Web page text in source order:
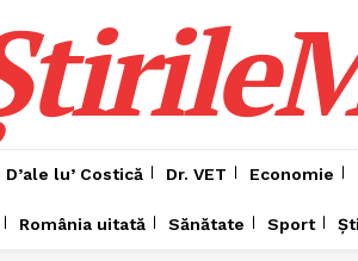
D’ale lu’ Costică Dr. VET Economie
România uitată Sănătate Sport